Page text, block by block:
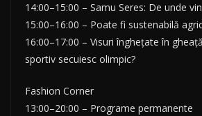
14:00–15:00 – Samu Seres: De unde
15:00–16:00 – Poate fi sustenabilă
16:00–17:00 – Visuri înghețate în
sportiv secuiesc olimpic?
Fashion Corner
13:00–20:00 – Programe permanente